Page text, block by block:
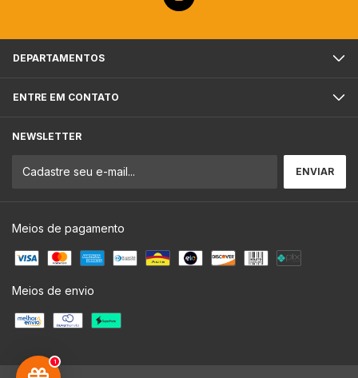
1
DEPARTAMENTOS
ENTRE EM CONTATO
NEWSLETTER
Meios de pagamento
Meios de envio